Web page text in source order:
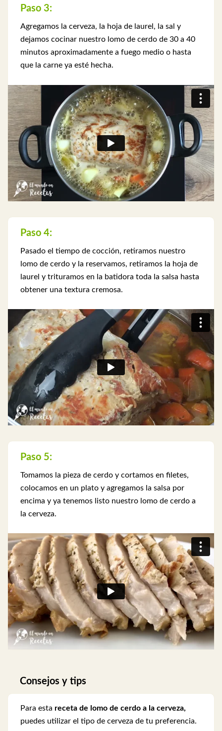
Paso 3:
Agregamos la cerveza, la hoja de laurel, la sal y
dejamos cocinar nuestro lomo de cerdo de 30 a 40
minutos aproximadamente a fuego medio o hasta
que la carne ya esté hecha.
Paso 4:
Pasado el tiempo de cocción, retiramos nuestro
lomo de cerdo y la reservamos, retiramos la hoja de
laurel y trituramos en la batidora toda la salsa hasta
obtener una textura cremosa.
Paso 5:
Tomamos la pieza de cerdo y cortamos en filetes,
colocamos en un plato y agregamos la salsa por
encima y ya tenemos listo nuestro lomo de cerdo a
la cerveza.
Consejos y tips
Para esta receta de lomo de cerdo a la cerveza,
puedes utilizar el tipo de cerveza de tu preferencia.